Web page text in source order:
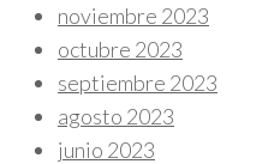
noviembre 2023
octubre 2023
septiembre 2023
agosto 2023
junio 2023